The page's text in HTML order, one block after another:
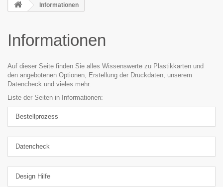
Informationen
Informationen
Auf dieser Seite finden Sie alles Wissenswerte zu Plastikkarten und
den angebotenen Optionen, Erstellung der Druckdaten, unserem
Datencheck und vieles mehr.
Liste der Seiten in Informationen:
Bestellprozess
Datencheck
Design Hilfe